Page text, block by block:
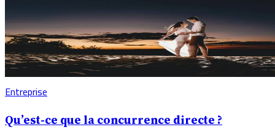
Entreprise
Qu’est-ce que la concurrence directe ?